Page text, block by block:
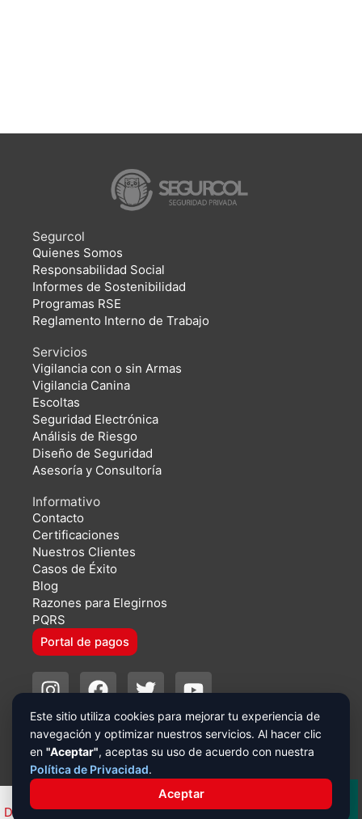
Descubre Segurcol Únete a Segurcol Mi Espacio
Segurcol
Quienes Somos
Responsabilidad Social
Informes de Sostenibilidad
Programas RSE
Reglamento Interno de Trabajo
Servicios
Vigilancia con o sin Armas
Vigilancia Canina
Escoltas
Seguridad Electrónica
Análisis de Riesgo
Diseño de Seguridad
Asesoría y Consultoría
Informativo
Contacto
Certificaciones
Nuestros Clientes
Casos de Éxito
Blog
Razones para Elegirnos
PQRS
Portal de pagos
I
n
s
t
a
g
F
a
c
e
b
o
T
w
i
t
t
e
Y
o
u
t
u
b
e
Copyright 2024 | SEGURCOL |Política de Tratamiento de
Datos|Nuestras Políticas
Este sitio utiliza cookies para mejorar tu experiencia de
navegación y optimizar nuestros servicios. Al hacer clic
en "Aceptar", aceptas su uso de acuerdo con nuestra
Política de Privacidad.
Aceptar
¿Necesitas ayuda?